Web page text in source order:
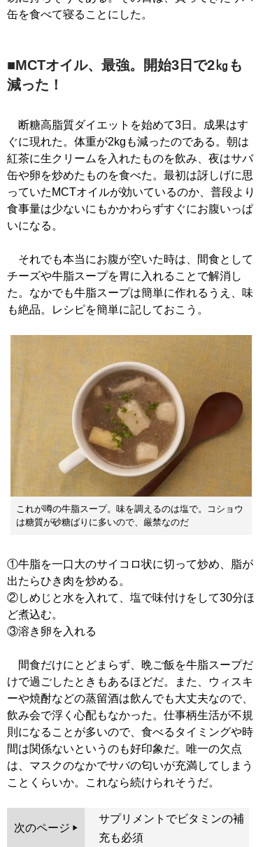
缶を食べて寝ることにした。
■MCTオイル、最強。開始3日で2㎏も
減った！
断糖高脂質ダイエットを始めて3日。成果はす
ぐに現れた。体重が2kgも減ったのである。朝は
紅茶に生クリームを入れたものを飲み、夜はサバ
缶や卵を炒めたものを食べた。最初は訝しげに思
っていたMCTオイルが効いているのか、普段より
食事量は少ないにもかかわらずすぐにお腹いっぱ
いになる。
それでも本当にお腹が空いた時は、間食として
チーズや牛脂スープを胃に入れることで解消し
た。なかでも牛脂スープは簡単に作れるうえ、味
も絶品。レシピを簡単に記しておこう。
これが噂の牛脂スープ。味を調えるのは塩で。コショウ
は糖質が砂糖ばりに多いので、厳禁なのだ
①牛脂を一口大のサイコロ状に切って炒め、脂が
出たらひき肉を炒める。
②しめじと水を入れて、塩で味付けをして30分ほ
ど煮込む。
③溶き卵を入れる
間食だけにとどまらず、晩ご飯を牛脂スープだ
けで過ごしたときもあるほどだ。また、ウィスキ
ーや焼酎などの蒸留酒は飲んでも大丈夫なので、
飲み会で浮く心配もなかった。仕事柄生活が不規
則になることが多いので、食べるタイミングや時
間は関係ないというのも好印象だ。唯一の欠点
は、マスクのなかでサバの匂いが充満してしまう
ことくらいか。これなら続けられそうだ。
次のページ
サプリメントでビタミンの補
充も必須